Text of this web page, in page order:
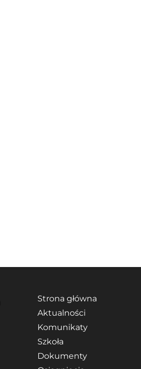
Strona główna
Aktualności
Komunikaty
Szkoła
Dokumenty